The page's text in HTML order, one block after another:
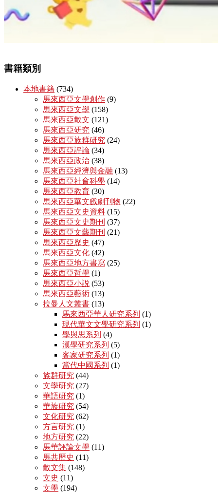
書籍類別
本地書籍 (734)
馬來西亞文學創作 (9)
馬來西亞文學 (158)
馬來西亞散文 (121)
馬來西亞研究 (46)
馬來西亞族群研究 (24)
馬來西亞評論 (34)
馬來西亞政治 (38)
馬來西亞經濟與金融 (13)
馬來西亞社會科學 (14)
馬來西亞教育 (30)
馬來西亞華文戲劇刊物 (22)
馬來西亞文史資料 (15)
馬來西亞文史期刊 (37)
馬來西亞文藝期刊 (21)
馬來西亞歷史 (47)
馬來西亞文化 (42)
馬來西亞地方書寫 (25)
馬來西亞哲學 (1)
馬來西亞小説 (53)
馬來西亞藝術 (13)
拉曼人文叢書 (13)
馬來西亞華人研究系列 (1)
現代華文文學研究系列 (1)
學與思系列 (4)
漢學研究系列 (5)
客家研究系列 (1)
當代中國系列 (1)
族群研究 (44)
文學研究 (27)
華語研究 (1)
華族研究 (54)
文化研究 (62)
方言研究 (1)
地方研究 (22)
馬華評論文學 (11)
馬共歷史 (11)
散文集 (148)
文史 (11)
文學 (194)